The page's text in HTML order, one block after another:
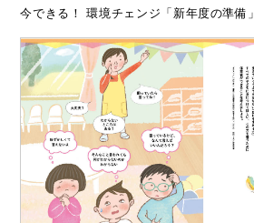
今できる！ 環境チェンジ「新年度の準備」